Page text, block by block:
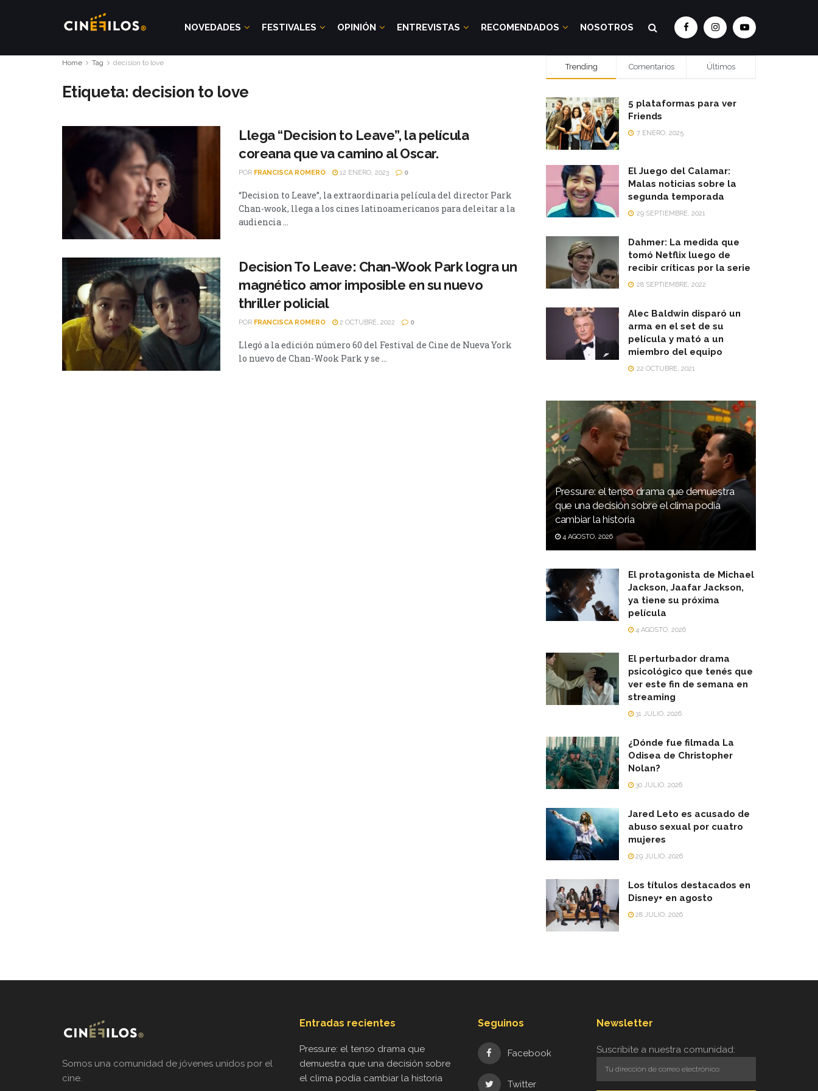
NOVEDADES FESTIVALES OPINIÓN ENTREVISTAS RECOMENDADOS NOSOTROS
Home Tag decision to love
Etiqueta: decision to love
Llega “Decision to Leave”, la película
coreana que va camino al Oscar.
POR FRANCISCA ROMERO 12 ENERO, 2023 0
“Decision to Leave”, la extraordinaria película del director Park
Chan-wook, llega a los cines latinoamericanos para deleitar a la
audiencia ...
Decision To Leave: Chan-Wook Park logra un
magnético amor imposible en su nuevo
thriller policial
POR FRANCISCA ROMERO 2 OCTUBRE, 2022 0
Llegó a la edición número 60 del Festival de Cine de Nueva York
lo nuevo de Chan-Wook Park y se ...
Trending Comentarios Últimos
5 plataformas para ver
Friends
7 ENERO, 2025
El Juego del Calamar:
Malas noticias sobre la
segunda temporada
29 SEPTIEMBRE, 2021
Dahmer: La medida que
tomó Netflix luego de
recibir críticas por la serie
28 SEPTIEMBRE, 2022
Alec Baldwin disparó un
arma en el set de su
película y mató a un
miembro del equipo
22 OCTUBRE, 2021
Pressure: el tenso drama que demuestra
que una decisión sobre el clima podía
cambiar la historia
4 AGOSTO, 2026
El protagonista de Michael
Jackson, Jaafar Jackson,
ya tiene su próxima
película
4 AGOSTO, 2026
El perturbador drama
psicológico que tenés que
ver este fin de semana en
streaming
31 JULIO, 2026
¿Dónde fue filmada La
Odisea de Christopher
Nolan?
30 JULIO, 2026
Jared Leto es acusado de
abuso sexual por cuatro
mujeres
29 JULIO, 2026
Los títulos destacados en
Disney+ en agosto
28 JULIO, 2026
Somos una comunidad de jóvenes unidos por el
cine.
Entradas recientes
Pressure: el tenso drama que
demuestra que una decisión sobre
el clima podía cambiar la historia
Seguinos
Facebook
Twitter
Newsletter
Suscribite a nuestra comunidad: